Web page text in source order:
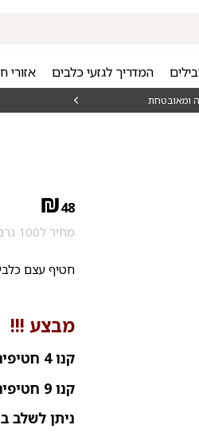
המדריך לגזעי כלבים אזורי
ומאובטחת
₪48
מחיר ל100 גרם: 34.29 ₪
חטיף עצם
מבצע !!!
קנו 4 חטיפים / עצמות שלמו על 3 יחידות
קנו 9 חטיפים / עצמות שלמו על 6 יחידות
ניתן לשלב